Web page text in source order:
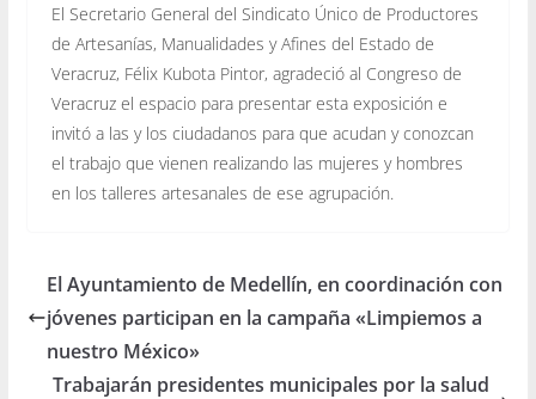
El Secretario General del Sindicato Único de Productores
de Artesanías, Manualidades y Afines del Estado de
Veracruz, Félix Kubota Pintor, agradeció al Congreso de
Veracruz el espacio para presentar esta exposición e
invitó a las y los ciudadanos para que acudan y conozcan
el trabajo que vienen realizando las mujeres y hombres
en los talleres artesanales de ese agrupación.
El Ayuntamiento de Medellín, en coordinación con
jóvenes participan en la campaña «Limpiemos a
nuestro México»
Trabajarán presidentes municipales por la salud